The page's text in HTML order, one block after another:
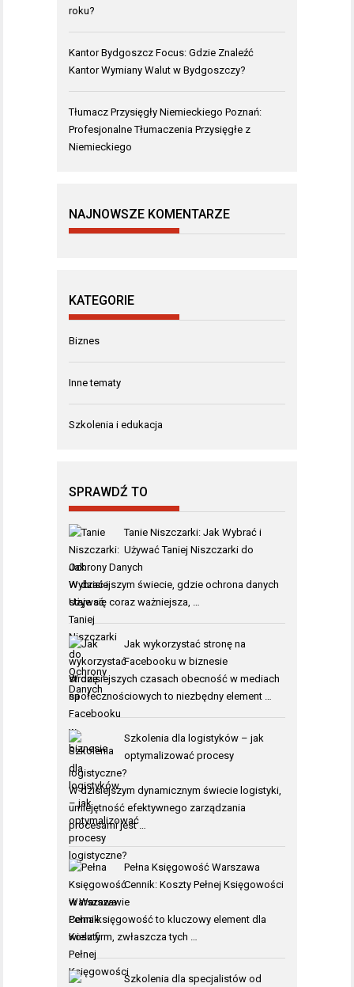
roku?
Kantor Bydgoszcz Focus: Gdzie Znaleźć
Kantor Wymiany Walut w Bydgoszczy?
Tłumacz Przysięgły Niemieckiego Poznań:
Profesjonalne Tłumaczenia Przysięgłe z
Niemieckiego
NAJNOWSZE KOMENTARZE
KATEGORIE
Biznes
Inne tematy
Szkolenia i edukacja
SPRAWDŹ TO
Tanie Niszczarki: Jak Wybrać i
Używać Taniej Niszczarki do
Ochrony Danych
W dzisiejszym świecie, gdzie ochrona danych
staje się coraz ważniejsza, …
Jak wykorzystać stronę na
Facebooku w biznesie
W dzisiejszych czasach obecność w mediach
społecznościowych to niezbędny element …
Szkolenia dla logistyków – jak
optymalizować procesy
logistyczne?
W dzisiejszym dynamicznym świecie logistyki,
umiejętność efektywnego zarządzania
procesami jest …
Pełna Księgowość Warszawa
Cennik: Koszty Pełnej Księgowości
w Warszawie
Pełna księgowość to kluczowy element dla
wielu firm, zwłaszcza tych …
Szkolenia dla specjalistów od